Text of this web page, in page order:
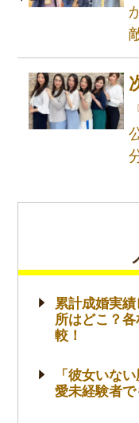
累計成婚実
所はどこ？
較！
「彼女いな
愛未経験者で